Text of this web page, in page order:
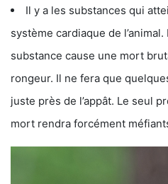
Il y a les substances qui
système cardiaque de
substance cause une mort
rongeur. Il ne fera que
juste près de l’appât. Le seul
mort rendra forcément